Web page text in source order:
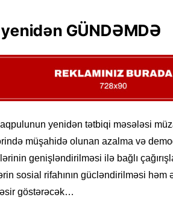
GÜNDƏMDƏ
yenidən tətbiqi məsələsi
müşahidə olunan azalma və
genişləndirilməsi ilə bağlı
sosial rifahının gücləndirilməsi həm
göstərəcək…